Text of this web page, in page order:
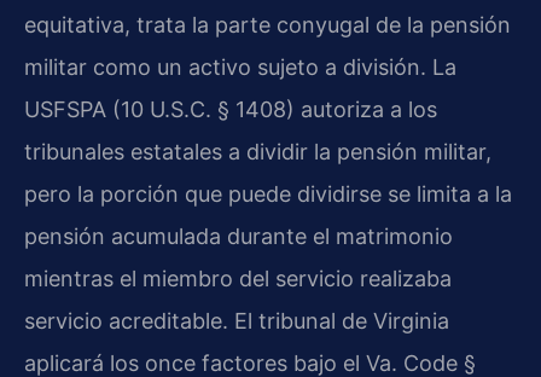
equitativa, trata la parte conyugal de la pensión
militar como un activo sujeto a división. La
USFSPA (10 U.S.C. § 1408) autoriza a los
tribunales estatales a dividir la pensión militar,
pero la porción que puede dividirse se limita a la
pensión acumulada durante el matrimonio
mientras el miembro del servicio realizaba
servicio acreditable. El tribunal de Virginia
aplicará los once factores bajo el Va. Code §